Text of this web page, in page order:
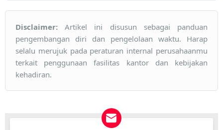
Disclaimer: Artikel ini disusun sebagai panduan
pengembangan diri dan pengelolaan waktu. Harap
selalu merujuk pada peraturan internal perusahaanmu
terkait penggunaan fasilitas kantor dan kebijakan
kehadiran.